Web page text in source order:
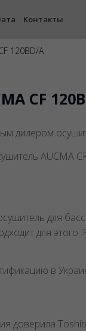
Контакты
120BD/A
CF
AUCMA
для
для
в
доверила